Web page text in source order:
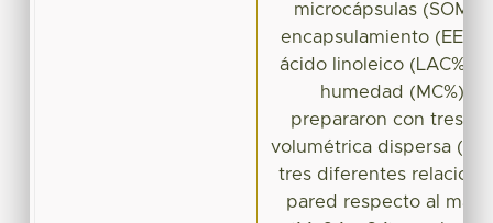
microcápsulas
encapsulamiento
ácido linoleico (LAC%)
humedad (MC%).
prepararon con tres
volumétrica dispersa
tres diferentes
pared respecto al